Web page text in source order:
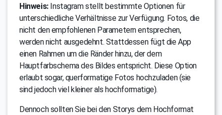
Hinweis:Instagram stellt bestimmte Optionen für
unterschiedliche Verhältnisse zur Verfügung. Fotos, die
nicht den empfohlenen Parametern entsprechen,
werden nicht ausgedehnt. Stattdessen fügt die App
einen Rahmen um die Ränder hinzu, der dem
Hauptfarbschema des Bildes entspricht. Diese Option
erlaubt sogar, querformatige Fotos hochzuladen (sie
sind jedoch viel kleiner als hochformatige).
Dennoch sollten Sie bei den Storys dem Hochformat